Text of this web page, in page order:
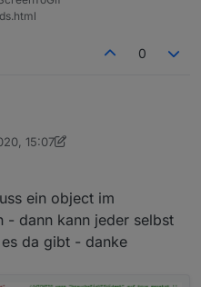
0
Widgets verwendet
15:07
in-sky
ein object im
- dann kann jeder selbst
da gibt - danke